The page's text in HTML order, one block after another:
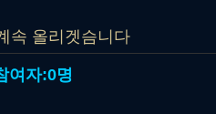
속 올리겟슴니다
여자:0명